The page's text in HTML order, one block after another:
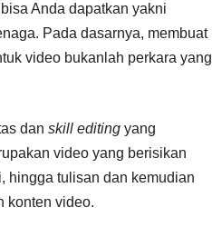
Anda dapatkan yakni
Pada dasarnya, membuat
video bukanlah perkara yang
dan skill editingyang
video yang berisikan
hingga tulisan dan kemudian
konten video.